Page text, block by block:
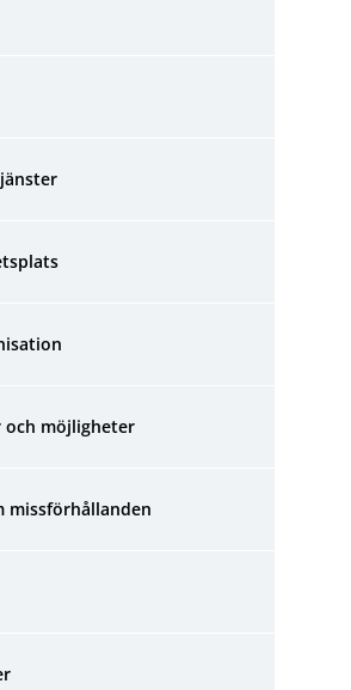
och möjligheter
missförhållanden